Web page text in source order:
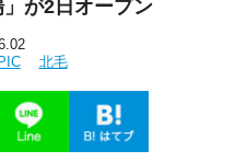
」が2日オープン
北毛